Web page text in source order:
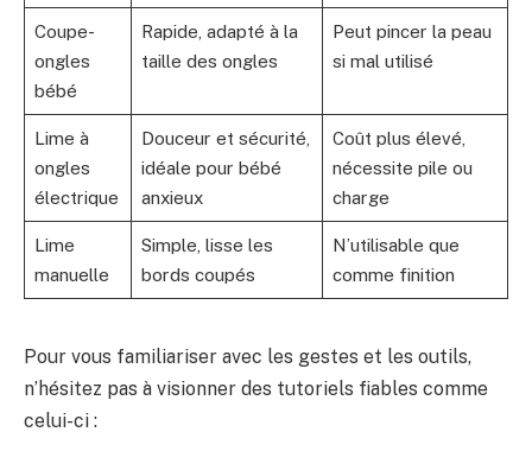
Coupe-
ongles
bébé
Rapide, adapté à la
taille des ongles
Peut pincer la peau
si mal utilisé
Lime à
ongles
électrique
Douceur et sécurité,
idéale pour bébé
anxieux
Coût plus élevé,
nécessite pile ou
charge
Lime
manuelle
Simple, lisse les
bords coupés
N’utilisable que
comme finition
Pour vous familiariser avec les gestes et les outils,
n’hésitez pas à visionner des tutoriels fiables comme
celui-ci :